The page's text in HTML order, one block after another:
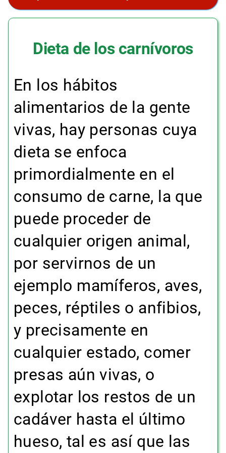
Dieta de los carnívoros
En los hábitos
alimentarios de la gente
vivas, hay personas cuya
dieta se enfoca
primordialmente en el
consumo de carne, la que
puede proceder de
cualquier origen animal,
por servirnos de un
ejemplo mamíferos, aves,
peces, réptiles o anfibios,
y precisamente en
cualquier estado, comer
presas aún vivas, o
explotar los restos de un
cadáver hasta el último
hueso, tal es así que las